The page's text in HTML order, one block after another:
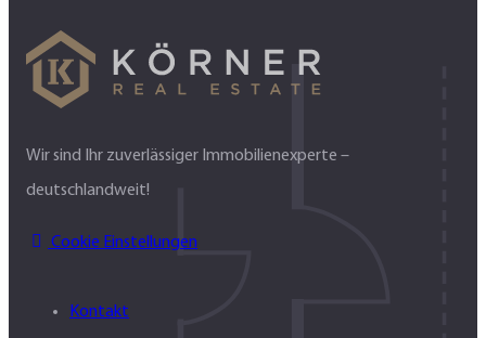
Wir sind Ihr zuverlässiger Immobilienexperte –
deutschlandweit!
Cookie Einstellungen
Kontakt